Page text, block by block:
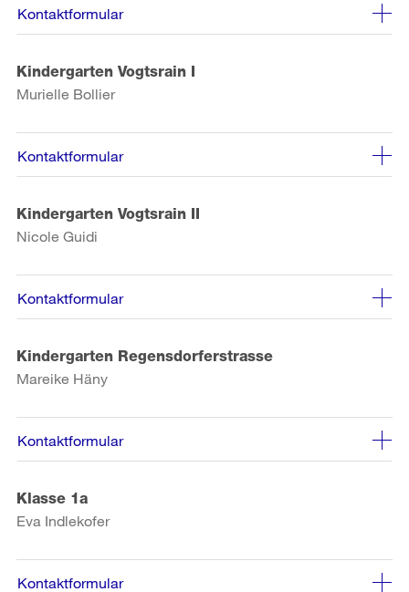
Kontaktformular
Kindergarten Vogtsrain I
Murielle Bollier
Kontaktformular
Kindergarten Vogtsrain II
Nicole Guidi
Kontaktformular
Kindergarten Regensdorferstrasse
Mareike Häny
Kontaktformular
Klasse 1a
Eva Indlekofer
Kontaktformular